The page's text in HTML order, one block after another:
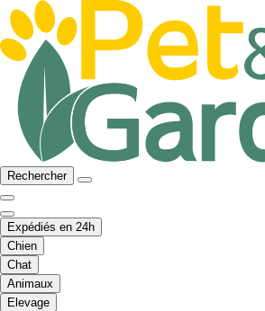
Rechercher
Expédiés en 24h
Chien
Chat
Animaux
Elevage